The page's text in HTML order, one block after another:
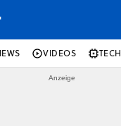
VIDEOS TECH